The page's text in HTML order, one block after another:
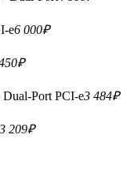
e6 000₽
₽
Port PCI-e3 484₽
3 209₽